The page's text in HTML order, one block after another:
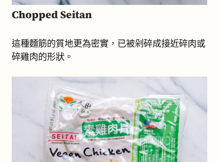
Chopped Seitan
這種麵筋的質地更為密實，已被剁碎成接近碎肉或
碎雞肉的形狀。